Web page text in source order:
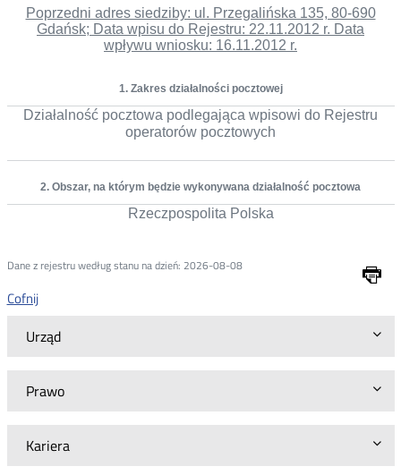
Urząd
Prawo
Kariera
Poprzedni adres siedziby: ul. Przegalińska 135, 80-690
Gdańsk; Data wpisu do Rejestru: 22.11.2012 r. Data
wpływu wniosku: 16.11.2012 r.
1. Zakres działalności pocztowej
Działalność pocztowa podlegająca wpisowi do Rejestru
operatorów pocztowych
2. Obszar, na którym będzie wykonywana działalność pocztowa
Rzeczpospolita Polska
Dane z rejestru według stanu na dzień: 2026-08-08
Cofnij